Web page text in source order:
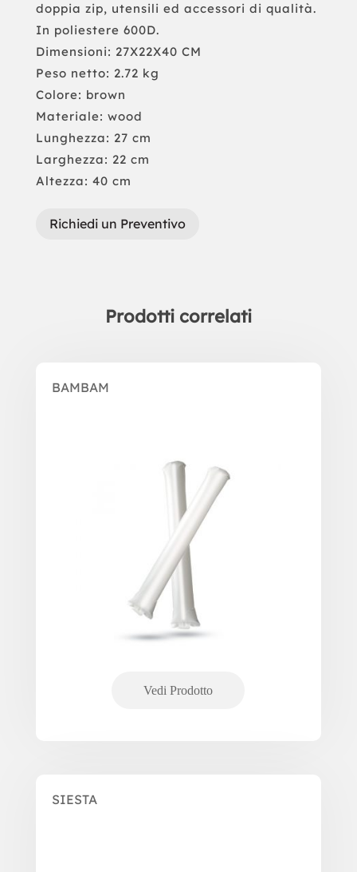
doppia zip, utensili ed accessori di qualità.
In poliestere 600D.
Dimensioni: 27X22X40 CM
Peso netto: 2.72 kg
Colore: brown
Materiale: wood
Lunghezza: 27 cm
Larghezza: 22 cm
Altezza: 40 cm
Richiedi un Preventivo
Prodotti correlati
BAMBAM
SIESTA